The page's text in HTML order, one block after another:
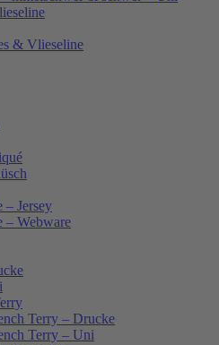
& Vlieseline
– Jersey
– Webware
Terry – Drucke
Terry – Uni